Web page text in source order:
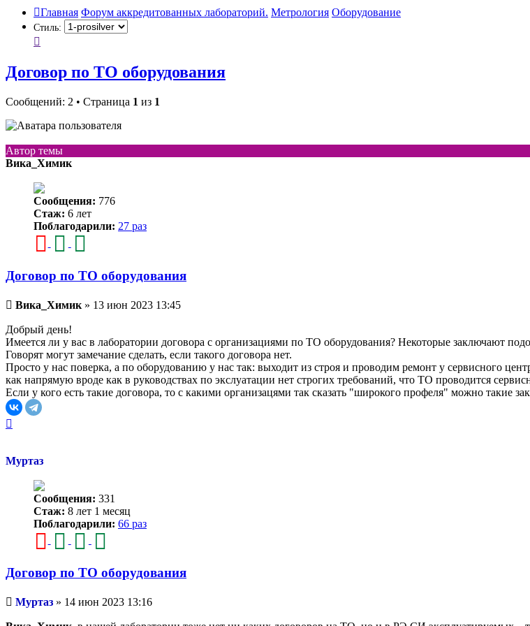
Главная Форум аккредитованных лабораторий. Метрология Оборудование
Стиль:
Договор по ТО оборудования
Сообщений: 2 • Страница 1 из 1
Автор темы
Вика_Химик
Сообщения: 776
Стаж: 6 лет
Поблагодарили: 27 раз
Договор по ТО оборудования
Непрочитанное
сообщение
Вика_Химик » 13 июн 2023 13:45
Добрый день!
Имеется ли у вас в лаборатории договора с организациями по ТО оборудования? Некоторые заключают
Говорят могут замечание сделать, если такого договора нет.
Просто у нас поверка, а по оборудованию у нас так: выходит из строя и проводим ремонт у сервисного
как напрямую вроде как в руководствах по экслуатации нет строгих требований, что ТО проводится
Если у кого есть такие договора, то с какими организацями так сказать "широкого профеля" можно такие
Муртаз
Сообщения: 331
Стаж: 8 лет 1 месяц
Поблагодарили: 66 раз
Договор по ТО оборудования
Непрочитанное
сообщение
Муртаз » 14 июн 2023 13:16